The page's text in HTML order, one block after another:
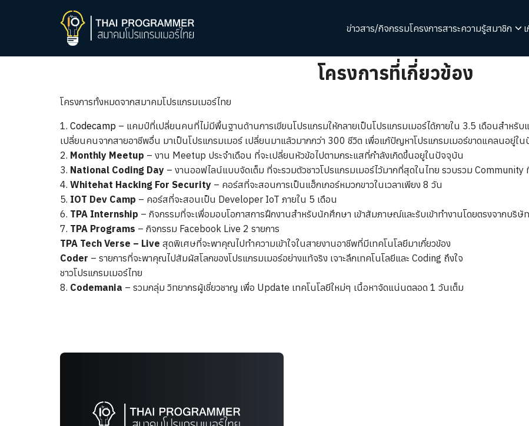
ข่าวสาร/กิจกรรมโครงการสาระความรู้สมาชิก
โครงการที่เกี่ยวข้อง
โครงการทั้งหมดจากสมาคมโปรแกรมเมอร์ไทย
1. Codecamp – แคมป์ที่เปลี่ยนคนที่ไม่มีพื้นฐานด้านการเขียนโปรแกรมให้กลายเป็นโปรแกรมเมอร์ได้ภายใน 3.5 เดือนสำหรั
เปลี่ยนคนจากสายอาชีพอื่น มาเป็นโปรแกรมเมอร์ เปลี่ยนมาแล้วมากกว่า 300 ชีวิต เพื่อแก้ปัญหาโปรแกรมเมอร์ขาดแคลนอยู่ใ
2. Monthly Meetup – งาน Meetup ประจำเดือน ที่จะเปลี่ยนหัวข้อไปตามกระแสที่กำลังเกิดขึ้นอยูในปัจจุบัน
3. National Coding Day – งานออฟไลน์แบบจัดเต็ม ที่จะรวมตัวชาวโปรแกรมเมอร์ไว้มากที่สุดในไทย รวบรวม
4. Whitehat Hacking For Security – คอร์สที่จะสอนการเป็นแฮ็กเกอร์หมวกขาวในเวลาเพียง 8 วัน
5. IOT Dev Camp – คอร์สที่จะสอนเป็น Developer IoT ภายใน 5 เดือน
6. TPA Internship – กิจกรรมที่จะเพื่อมอบโอกาสการฝึกงานสำหรับนักศึกษา เข้าสัมภาษณ์และรับเข้าทำงานโดยตรงจากบริษั
7. TPA Programs – กิจกรรม Facebook Live 2 รายการ
TPA Tech Verse – Live สุดพิเศษที่จะพาคุณไปทำความเข้าใจในสายงานอาชีพที่มีเทคโนโลยีมาเกี่ยวข้อง
Coder – รายการที่จะพาคุณไปสัมผัสโลกของโปรแกรมเมอร์อย่างแท้จริง เจาะลึกเทคโนโลยีและ Coding ถึงใจ
ชาวโปรแกรมเมอร์ไทย
8. Codemania – รวมกลุ่ม วิทยากรผู้เชี่ยวชาญ เพื่อ Update เทคโนโลยีใหม่ๆ เนื้อหาจัดแน่นตลอด 1 วันเต็ม